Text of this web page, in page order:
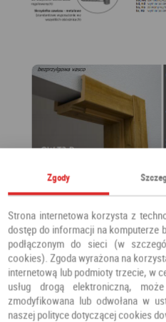
Zgody
Strona internetowa korzysta z
dostęp do informacji na komputerze
podłączonym do sieci (w
cookies). Zgoda wyrażona na
internetową lub podmioty trzecie, w
usług drogą elektroniczną,
zmodyfikowana lub odwołana w
naszej polityce dotyczącej cookies